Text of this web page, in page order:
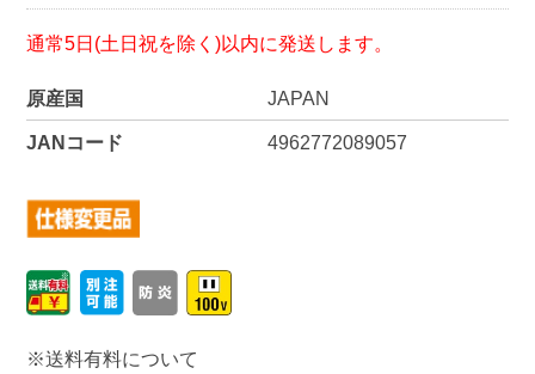
通常5日(土日祝を除く)以内に発送します。
原産国 JAPAN
JANコード 4962772089057
※送料有料について